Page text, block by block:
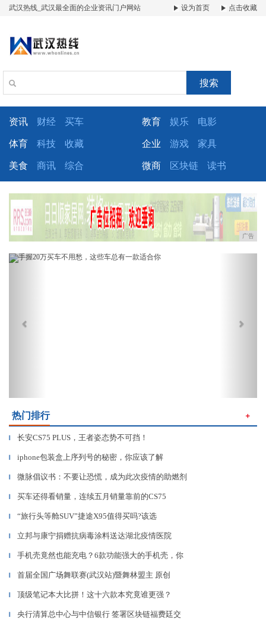
武汉热线_武汉最全面的企业资讯门户网站 设为首页 点击收藏
搜索
资讯 财经 买车 教育 娱乐 电影
体育 科技 收藏 企业 游戏 家具
美食 商讯 综合 微商 区块链 读书
广告
Previous
热门排行 ＋
▎ 长安CS75 PLUS，王者姿态势不可挡！
▎ iphone包装盒上序列号的秘密，你应该了解
▎ 微脉倡议书：不要让恐慌，成为此次疫情的助燃剂
▎ 买车还得看销量，连续五月销量靠前的CS75
▎ “旅行头等舱SUV”捷途X95值得买吗?该选
▎ 立邦与康宁捐赠抗病毒涂料送达湖北疫情医院
▎ 手机壳竟然也能充电？6款功能强大的手机壳，你
▎ 首届全国广场舞联赛(武汉站)暨舞林盟主 原创
▎ 顶级笔记本大比拼！这十六款本究竟谁更强？
▎ 央行清算总中心与中信银行 签署区块链福费廷交